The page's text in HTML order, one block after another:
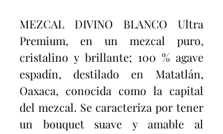
MEZCAL DIVINO BLANCO Ultra
Premium, en un mezcal puro,
cristalino y brillante; 100 % agave
espadín, destilado en Matatlán,
Oaxaca, conocida como la capital
del mezcal. Se caracteriza por tener
un bouquet suave y amable al